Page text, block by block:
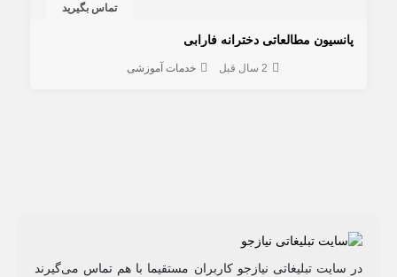
تماس بگیرید
پانسیون مطالعاتی دخترانه فارابی
2 سال قبل خدمات آموزشی
در سایت تبلیغاتی نیازجو کاربران مستقیما با هم تماس می‌گیرند